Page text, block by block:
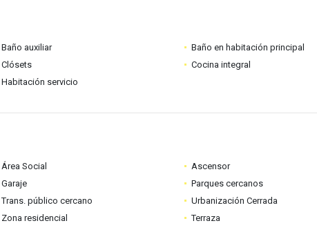
Baño auxiliar
Baño en habitación principal
Clósets
Cocina integral
Habitación servicio
Área Social
Ascensor
Garaje
Parques cercanos
Trans. público cercano
Urbanización Cerrada
Zona residencial Terraza